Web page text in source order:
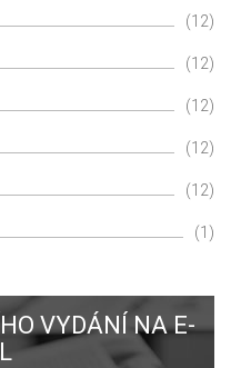
(12)
(12)
(12)
(12)
(12)
(1)
VYDÁNÍ NA E-